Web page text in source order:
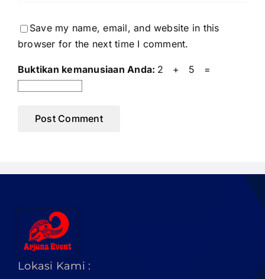
Save my name, email, and website in this
browser for the next time I comment.
Buktikan kemanusiaan Anda: 2 + 5 =
Lokasi Kami :